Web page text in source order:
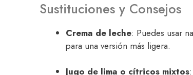
Sustituciones y Consejos
Crema de leche: Puedes usar
para una versión más ligera.
Jugo de lima o cítricos mixtos